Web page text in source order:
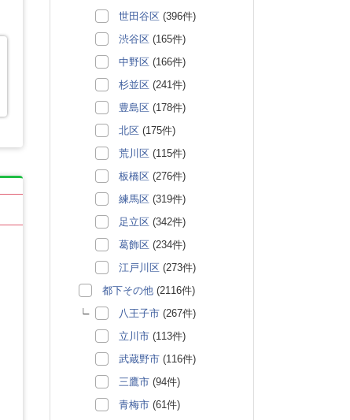
世田谷区 (396件)
渋谷区 (165件)
中野区 (166件)
杉並区 (241件)
豊島区 (178件)
北区 (175件)
荒川区 (115件)
板橋区 (276件)
練馬区 (319件)
足立区 (342件)
葛飾区 (234件)
江戸川区 (273件)
都下その他 (2116件)
八王子市 (267件)
立川市 (113件)
武蔵野市 (116件)
三鷹市 (94件)
青梅市 (61件)